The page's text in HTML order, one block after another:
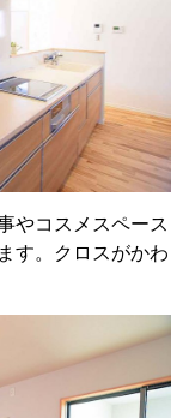
やコスメスペース
す。クロスがかわ